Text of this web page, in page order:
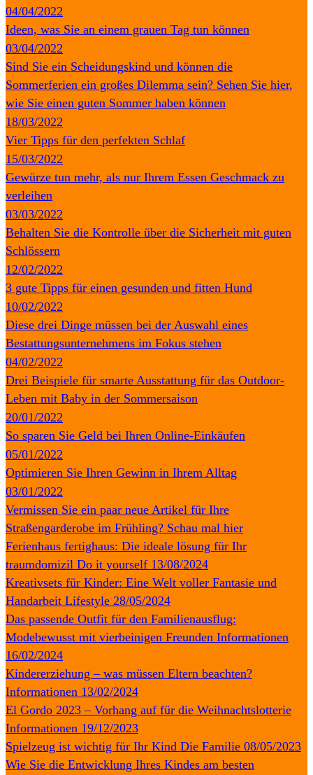
04/04/2022
Ideen, was Sie an einem grauen Tag tun können
03/04/2022
Sind Sie ein Scheidungskind und können die
Sommerferien ein großes Dilemma sein? Sehen Sie hier,
wie Sie einen guten Sommer haben können
18/03/2022
Vier Tipps für den perfekten Schlaf
15/03/2022
Gewürze tun mehr, als nur Ihrem Essen Geschmack zu
verleihen
03/03/2022
Behalten Sie die Kontrolle über die Sicherheit mit guten
Schlössern
12/02/2022
3 gute Tipps für einen gesunden und fitten Hund
10/02/2022
Diese drei Dinge müssen bei der Auswahl eines
Bestattungsunternehmens im Fokus stehen
04/02/2022
Drei Beispiele für smarte Ausstattung für das Outdoor-
Leben mit Baby in der Sommersaison
20/01/2022
So sparen Sie Geld bei Ihren Online-Einkäufen
05/01/2022
Optimieren Sie Ihren Gewinn in Ihrem Alltag
03/01/2022
Vermissen Sie ein paar neue Artikel für Ihre
Straßengarderobe im Frühling? Schau mal hier
Ferienhaus fertighaus: Die ideale lösung für Ihr
traumdomizil Do it yourself 13/08/2024
Kreativsets für Kinder: Eine Welt voller Fantasie und
Handarbeit Lifestyle 28/05/2024
Das passende Outfit für den Familienausflug:
Modebewusst mit vierbeinigen Freunden Informationen
16/02/2024
Kindererziehung – was müssen Eltern beachten?
Informationen 13/02/2024
El Gordo 2023 – Vorhang auf für die Weihnachtslotterie
Informationen 19/12/2023
Spielzeug ist wichtig für Ihr Kind Die Familie 08/05/2023
Wie Sie die Entwicklung Ihres Kindes am besten